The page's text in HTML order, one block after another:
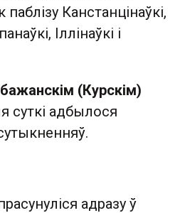
паблізу Канстанцінаўкі,
Іллінаўкі і
(Курскім)
суткі адбылося
адразу ў